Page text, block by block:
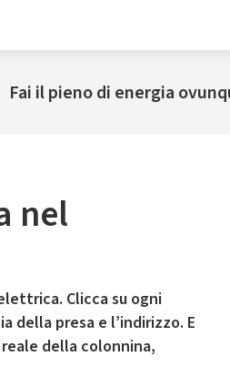
Fai il pieno di energia
nel
Clicca su ogni
della presa e l’indirizzo. E
della colonnina,